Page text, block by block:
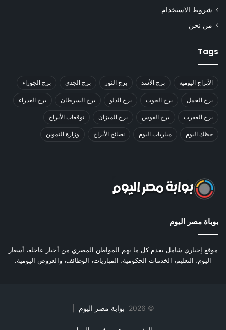
شروط الاستخدام
من نحن
Tags
الأبراج اليومية برج الأسد برج الثور برج الجدي برج الجوزاء
برج الحمل برج الحوت برج الدلو برج السرطان برج العذراء
برج العقرب برج القوس برج الميزان توقعات الأبراج
حظك اليوم مباريات اليوم نصائح الأبراج وزارة التموين
بوباة مصر اليوم
موقع إخباري شامل يقدم كل ما يهم المواطن المصري من أخبار عاجلة، أسعار
اليوم، التعليم، الخدمات الحكومية، المباريات، الوظائف، والعروض اليومية.
©
2026 بوابة مصر اليوم